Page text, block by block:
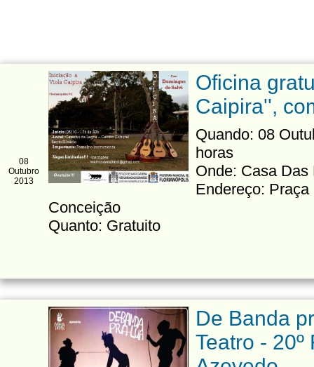
08
Outubro
2013
Oficina
Caipira'',
Quando: 08
horas
Onde: Casa Das
Endereço:
Conceição
Quanto: Gratuito
De Banda
Teatro -